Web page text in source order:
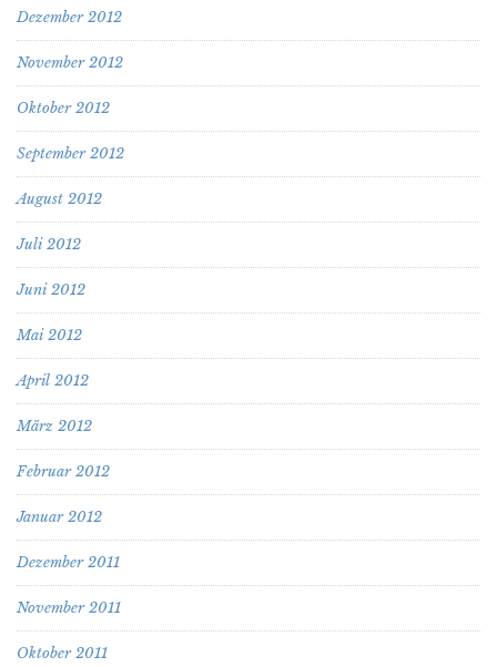
Dezember 2012
November 2012
Oktober 2012
September 2012
August 2012
Juli 2012
Juni 2012
Mai 2012
April 2012
März 2012
Februar 2012
Januar 2012
Dezember 2011
November 2011
Oktober 2011